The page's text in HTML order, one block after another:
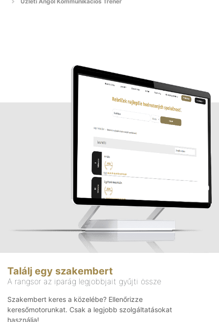
Találj egy szakembert
A rangsor az iparág legjobbjait gyűjti össze
Szakembert keres a közelébe? Ellenőrizze
keresőmotorunkat. Csak a legjobb szolgáltatásokat
használja!